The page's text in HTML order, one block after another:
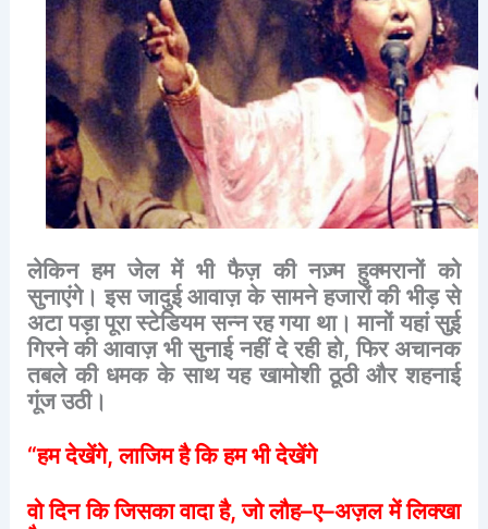
लेकिन हम जेल में भी फैज़ की नज़्म हुक्मरानों को
सुनाएंगे। इस जादुई आवाज़ के सामने हजारों की भीड़ से
अटा पड़ा पूरा स्टेडियम सन्न रह गया था। मानों यहां सुई
गिरने की आवाज़ भी सुनाई नहीं दे रही हो,फिर अचानक
तबले की धमक के साथ यह खामोशी ठूठी और शहनाई
गूंजउठी।
“हमदेखेंगे,लाजिमहैकिहमभीदेखेंगे
वोदिनकिजिसकावादाहै,जोलौह–ए–अज़लमेंलिक्खा